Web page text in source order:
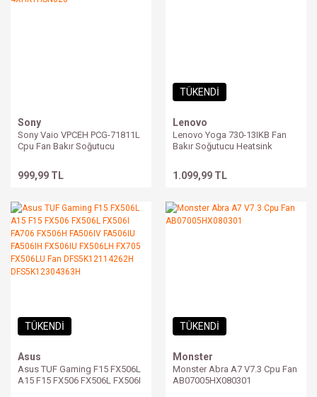
Sony
Sony Vaio VPCEH PCG-71811L
Cpu Fan Bakır Soğutucu
999,99 TL
TÜKENDİ
Lenovo
Lenovo Yoga 730-13IKB Fan
Bakır Soğutucu Heatsink
1.099,99 TL
TÜKENDİ
Asus
Asus TUF Gaming F15 FX506L
A15 F15 FX506 FX506L FX506I
TÜKENDİ
Monster
Monster Abra A7 V7.3 Cpu Fan
AB07005HX080301